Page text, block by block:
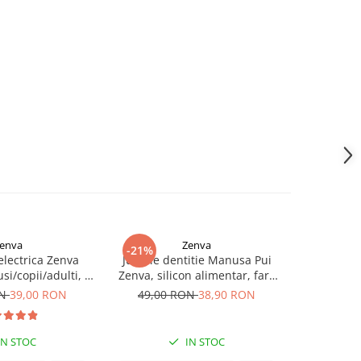
Zenva
copii/adulti, 6
schimb, roz
39,00 RON
STOC
-21% Zenva
Jucarie dentitie Manusa Pui
Zenva, silicon alimentar, fara
BPA, 3-12 luni, Albastru
49,00 RON38,90 RON
IN STOC